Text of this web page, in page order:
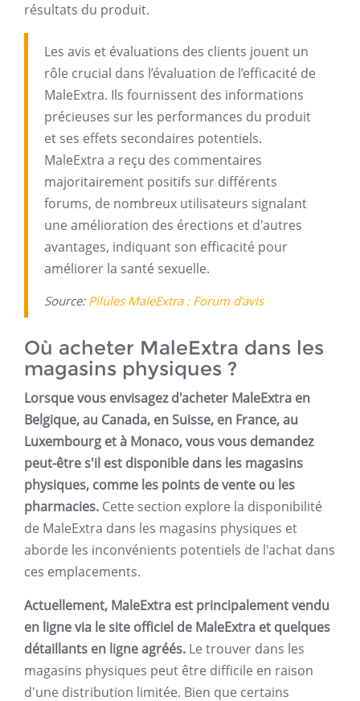
résultats du produit.
Les avis et évaluations des clients jouent un
rôle crucial dans l’évaluation de l’efficacité de
MaleExtra. Ils fournissent des informations
précieuses sur les performances du produit
et ses effets secondaires potentiels.
MaleExtra a reçu des commentaires
majoritairement positifs sur différents
forums, de nombreux utilisateurs signalant
une amélioration des érections et d'autres
avantages, indiquant son efficacité pour
améliorer la santé sexuelle.
Source: Pilules MaleExtra : Forum d’avis
Où acheter MaleExtra dans les
magasins physiques ?
Lorsque vous envisagez d'acheter MaleExtra en
Belgique, au Canada, en Suisse, en France, au
Luxembourg et à Monaco, vous vous demandez
peut-être s'il est disponible dans les magasins
physiques, comme les points de vente ou les
pharmacies. Cette section explore la disponibilité
de MaleExtra dans les magasins physiques et
aborde les inconvénients potentiels de l'achat dans
ces emplacements.
Actuellement, MaleExtra est principalement vendu
en ligne via le site officiel de MaleExtra et quelques
détaillants en ligne agréés. Le trouver dans les
magasins physiques peut être difficile en raison
d'une distribution limitée. Bien que certains